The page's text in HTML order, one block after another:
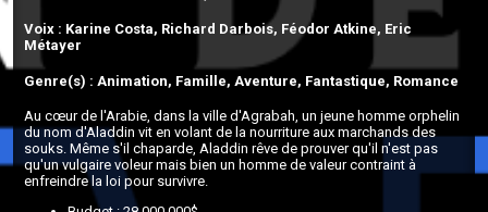
Voix : Karine Costa, Richard Darbois, Féodor Atkine, Eric
Métayer
Genre(s) : Animation, Famille, Aventure, Fantastique, Romance
Au cœur de l'Arabie, dans la ville d'Agrabah, un jeune homme orphelin
du nom d'Aladdin vit en volant de la nourriture aux marchands des
souks. Même s'il chaparde, Aladdin rêve de prouver qu'il n'est pas
qu'un vulgaire voleur mais bien un homme de valeur contraint à
enfreindre la loi pour survivre.